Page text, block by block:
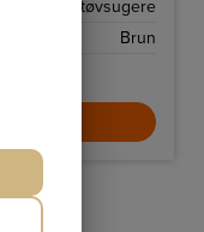
Støvsugere
Brun